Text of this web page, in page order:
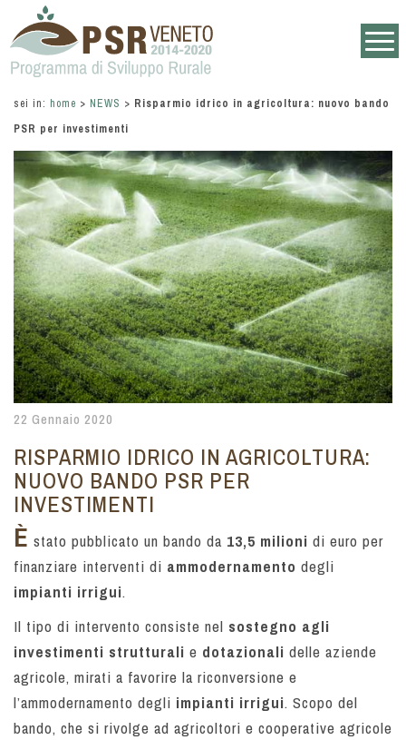
sei in: home > NEWS > Risparmio idrico in agricoltura: nuovo bando
PSR per investimenti
22 Gennaio 2020
RISPARMIO IDRICO IN AGRICOLTURA:
NUOVO BANDO PSR PER
INVESTIMENTI
È stato pubblicato un bando da 13,5 milioni di euro per
finanziare interventi di ammodernamento degli
impianti irrigui.
Il tipo di intervento consiste nel sostegno agli
investimenti strutturali e dotazionali delle aziende
agricole, mirati a favorire la riconversione e
l’ammodernamento degli impianti irrigui. Scopo del
bando, che si rivolge ad agricoltori e cooperative agricole